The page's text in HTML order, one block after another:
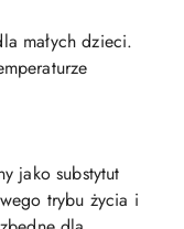
małych dzieci.
jako substytut
trybu życia i